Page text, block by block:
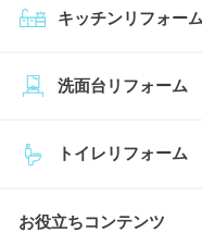
キッチンリフォーム
トイレリフォーム
洗面台リフォーム
お役立ちコンテンツ